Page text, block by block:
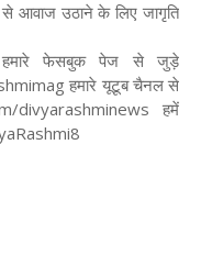
से आवाज उठाने के लिए जागृति
फेसबुक पेज से जुड़े
हमारे यूटूब चैनल से
divyarashminews हमें